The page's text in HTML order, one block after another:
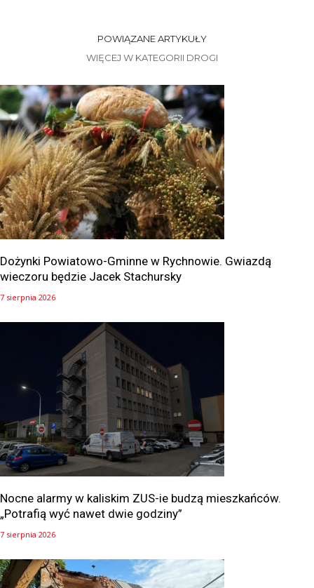
POWIĄZANE ARTYKUŁY
WIĘCEJ W KATEGORII DROGI
Dożynki Powiatowo-Gminne w Rychnowie. Gwiazdą
wieczoru będzie Jacek Stachursky
7 sierpnia 2026
Nocne alarmy w kaliskim ZUS-ie budzą mieszkańców.
„Potrafią wyć nawet dwie godziny”
7 sierpnia 2026